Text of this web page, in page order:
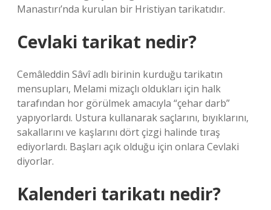
Manastırı’nda kurulan bir Hristiyan tarikatıdır.
Cevlaki tarikat nedir?
Cemâleddin Sâvî adlı birinin kurduğu tarikatın
mensupları, Melami mizaçlı oldukları için halk
tarafından hor görülmek amacıyla “çehar darb”
yapıyorlardı. Ustura kullanarak saçlarını, bıyıklarını,
sakallarını ve kaşlarını dört çizgi halinde tıraş
ediyorlardı. Başları açık olduğu için onlara Cevlaki
diyorlar.
Kalenderi tarikatı nedir?